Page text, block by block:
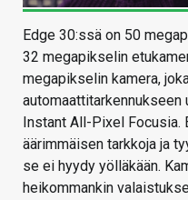
Edge 30:ssä on 50
32 megapikselin
megapikselin kamera,
automaattitarkennukseen
Instant All-Pixel Focusia.
äärimmäisen tarkkoja ja
se ei hyydy yölläkään.
heikommankin